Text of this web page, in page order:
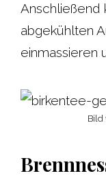
Anschließend
abgekühlten
einmassieren
Bild